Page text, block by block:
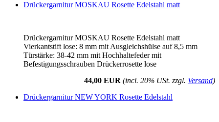
Drückergarnitur MOSKAU Rosette Edelstahl matt
Drückergarnitur MOSKAU Rosette Edelstahl matt
Vierkantstift lose: 8 mm mit Ausgleichshülse auf 8,5 mm
Türstärke: 38-42 mm mit Hochhaltefeder mit
Befestigungsschrauben Drückerrosette lose
44,00 EUR (incl. 20% USt. zzgl. Versand)
Drückergarnitur NEW YORK Rosette Edelstahl